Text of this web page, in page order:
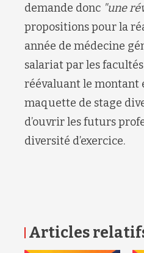
demande donc "une
propositions pour la
année de médecine
salariat par les
réévaluant le montant
maquette de stage
d’ouvrir les futurs
diversité d’exercice.
Articles